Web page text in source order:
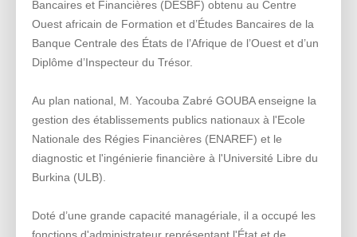
Bancaires et Financières (DESBF) obtenu au Centre
Ouest africain de Formation et d’Études Bancaires de la
Banque Centrale des États de l’Afrique de l’Ouest et d’un
Diplôme d’Inspecteur du Trésor.
Au plan national, M. Yacouba Zabré GOUBA enseigne la
gestion des établissements publics nationaux à l'Ecole
Nationale des Régies Financières (ENAREF) et le
diagnostic et l'ingénierie financière à l'Université Libre du
Burkina (ULB).
Doté d’une grande capacité managériale, il a occupé les